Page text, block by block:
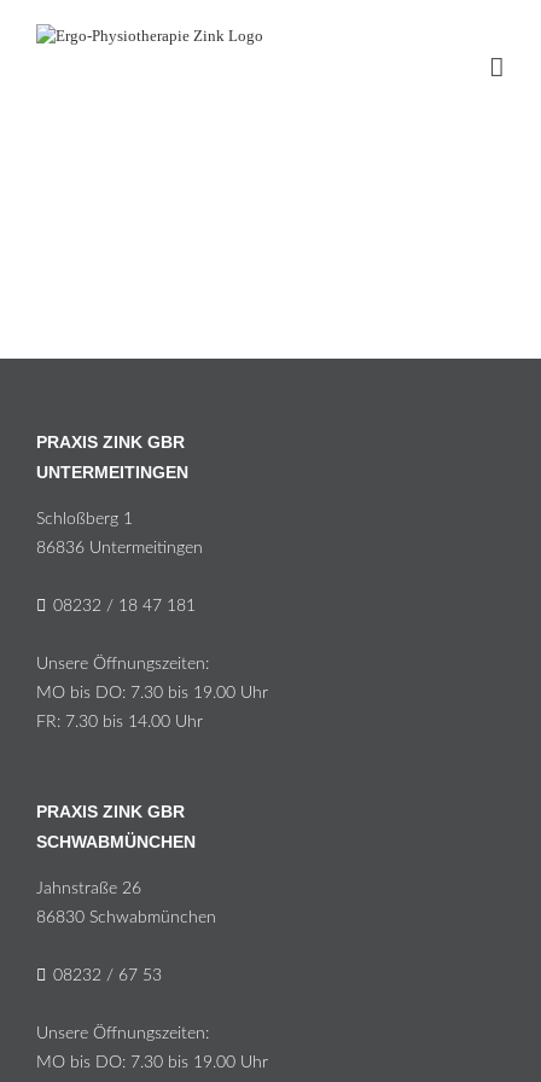
PRAXIS ZINK GBR
UNTERMEITINGEN
Schloß­berg 1
86836 Un­ter­meit­in­gen
08232 / 18 47 181
Un­se­re Öff­nungs­zei­ten:
MO bis DO: 7.30 bis 19.00 Uhr
FR: 7.30 bis 14.00 Uhr
PRAXIS ZINK GBR
SCHWABMÜNCHEN
Jahn­stra­ße 26
86830 Schwabmünchen
08232 / 67 53
Un­se­re Öff­nungs­zei­ten:
MO bis DO: 7.30 bis 19.00 Uhr